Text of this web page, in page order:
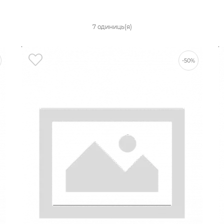
7 одиниць(я)
-50%